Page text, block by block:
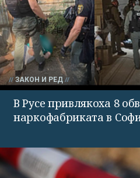
ЗАКОН И РЕД
В Русе привлякоха 8
наркофабриката в